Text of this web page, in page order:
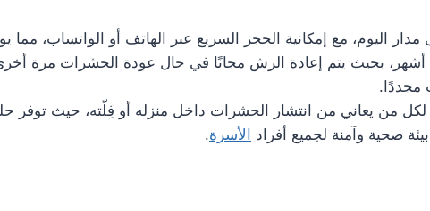
اليوم، مع إمكانية الحجز السريع عبر الهاتف أو الواتساب، مما
أشهر، بحيث يتم إعادة الرش مجانًا في حال عودة الحشرات مرة
مجددًا.
لكل من يعاني من انتشار الحشرات داخل منزله أو فِلّته، حيث توفر
صحية وآمنة لجميع أفراد
الأسرة.